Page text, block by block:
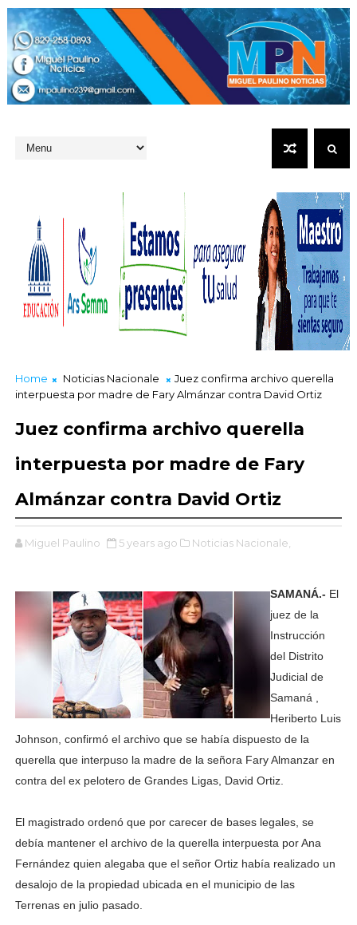
Home Noticias Nacionale
Juez confirma archivo querella
interpuesta por madre de Fary Almánzar contra David Ortiz
Juez confirma archivo querella
interpuesta por madre de Fary
Almánzar contra David Ortiz
Miguel Paulino 5 years ago Noticias Nacionale,
SAMANÁ.- El
juez de la
Instrucción
del Distrito
Judicial de
Samaná ,
Heriberto Luis
Johnson, confirmó el archivo que se había dispuesto de la
querella que interpuso la madre de la señora Fary Almanzar en
contra del ex pelotero de Grandes Ligas, David Ortiz.
El magistrado ordenó que por carecer de bases legales, se
debía mantener el archivo de la querella interpuesta por Ana
Fernández quien alegaba que el señor Ortiz había realizado un
desalojo de la propiedad ubicada en el municipio de las
Terrenas en julio pasado.